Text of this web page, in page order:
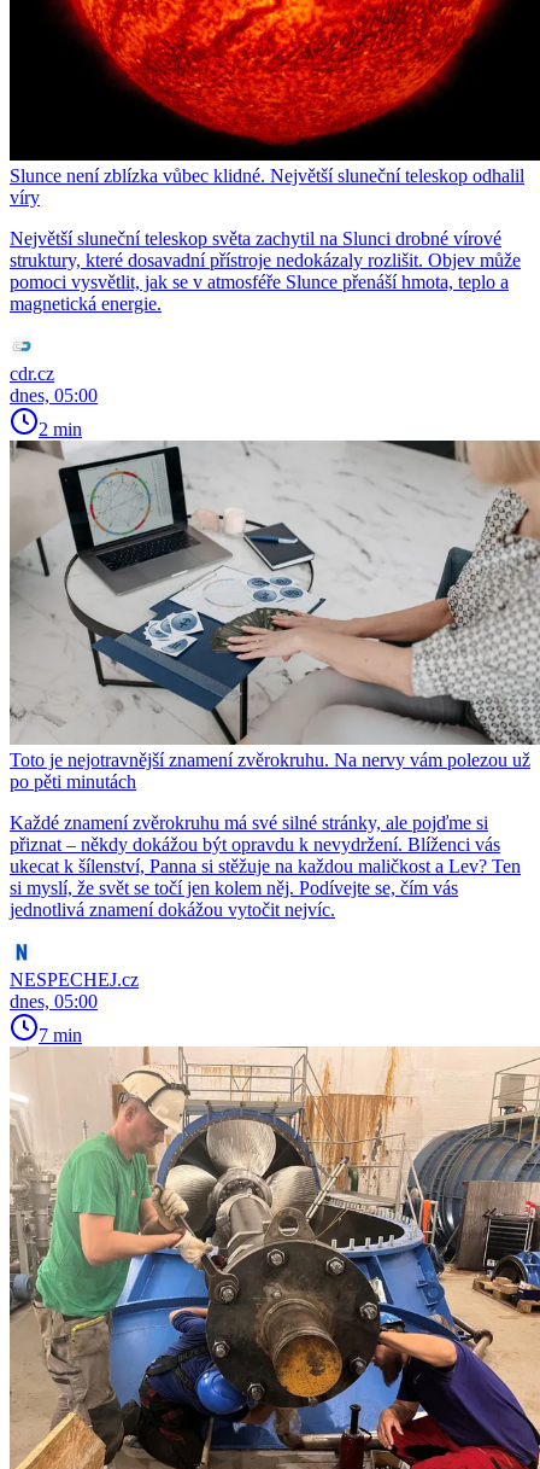
Slunce není zblízka vůbec klidné. Největší sluneční teleskop odhalil
víry
Největší sluneční teleskop světa zachytil na Slunci drobné vírové
struktury, které dosavadní přístroje nedokázaly rozlišit. Objev může
pomoci vysvětlit, jak se v atmosféře Slunce přenáší hmota, teplo a
magnetická energie.
cdr.cz
dnes, 05:00
2 min
Toto je nejotravnější znamení zvěrokruhu. Na nervy vám polezou už
po pěti minutách
Každé znamení zvěrokruhu má své silné stránky, ale pojďme si
přiznat – někdy dokážou být opravdu k nevydržení. Blíženci vás
ukecat k šílenství, Panna si stěžuje na každou maličkost a Lev? Ten
si myslí, že svět se točí jen kolem něj. Podívejte se, čím vás
jednotlivá znamení dokážou vytočit nejvíc.
NESPECHEJ.cz
dnes, 05:00
7 min